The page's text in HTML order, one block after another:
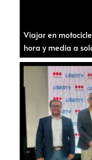
Viajar en
hora y media a